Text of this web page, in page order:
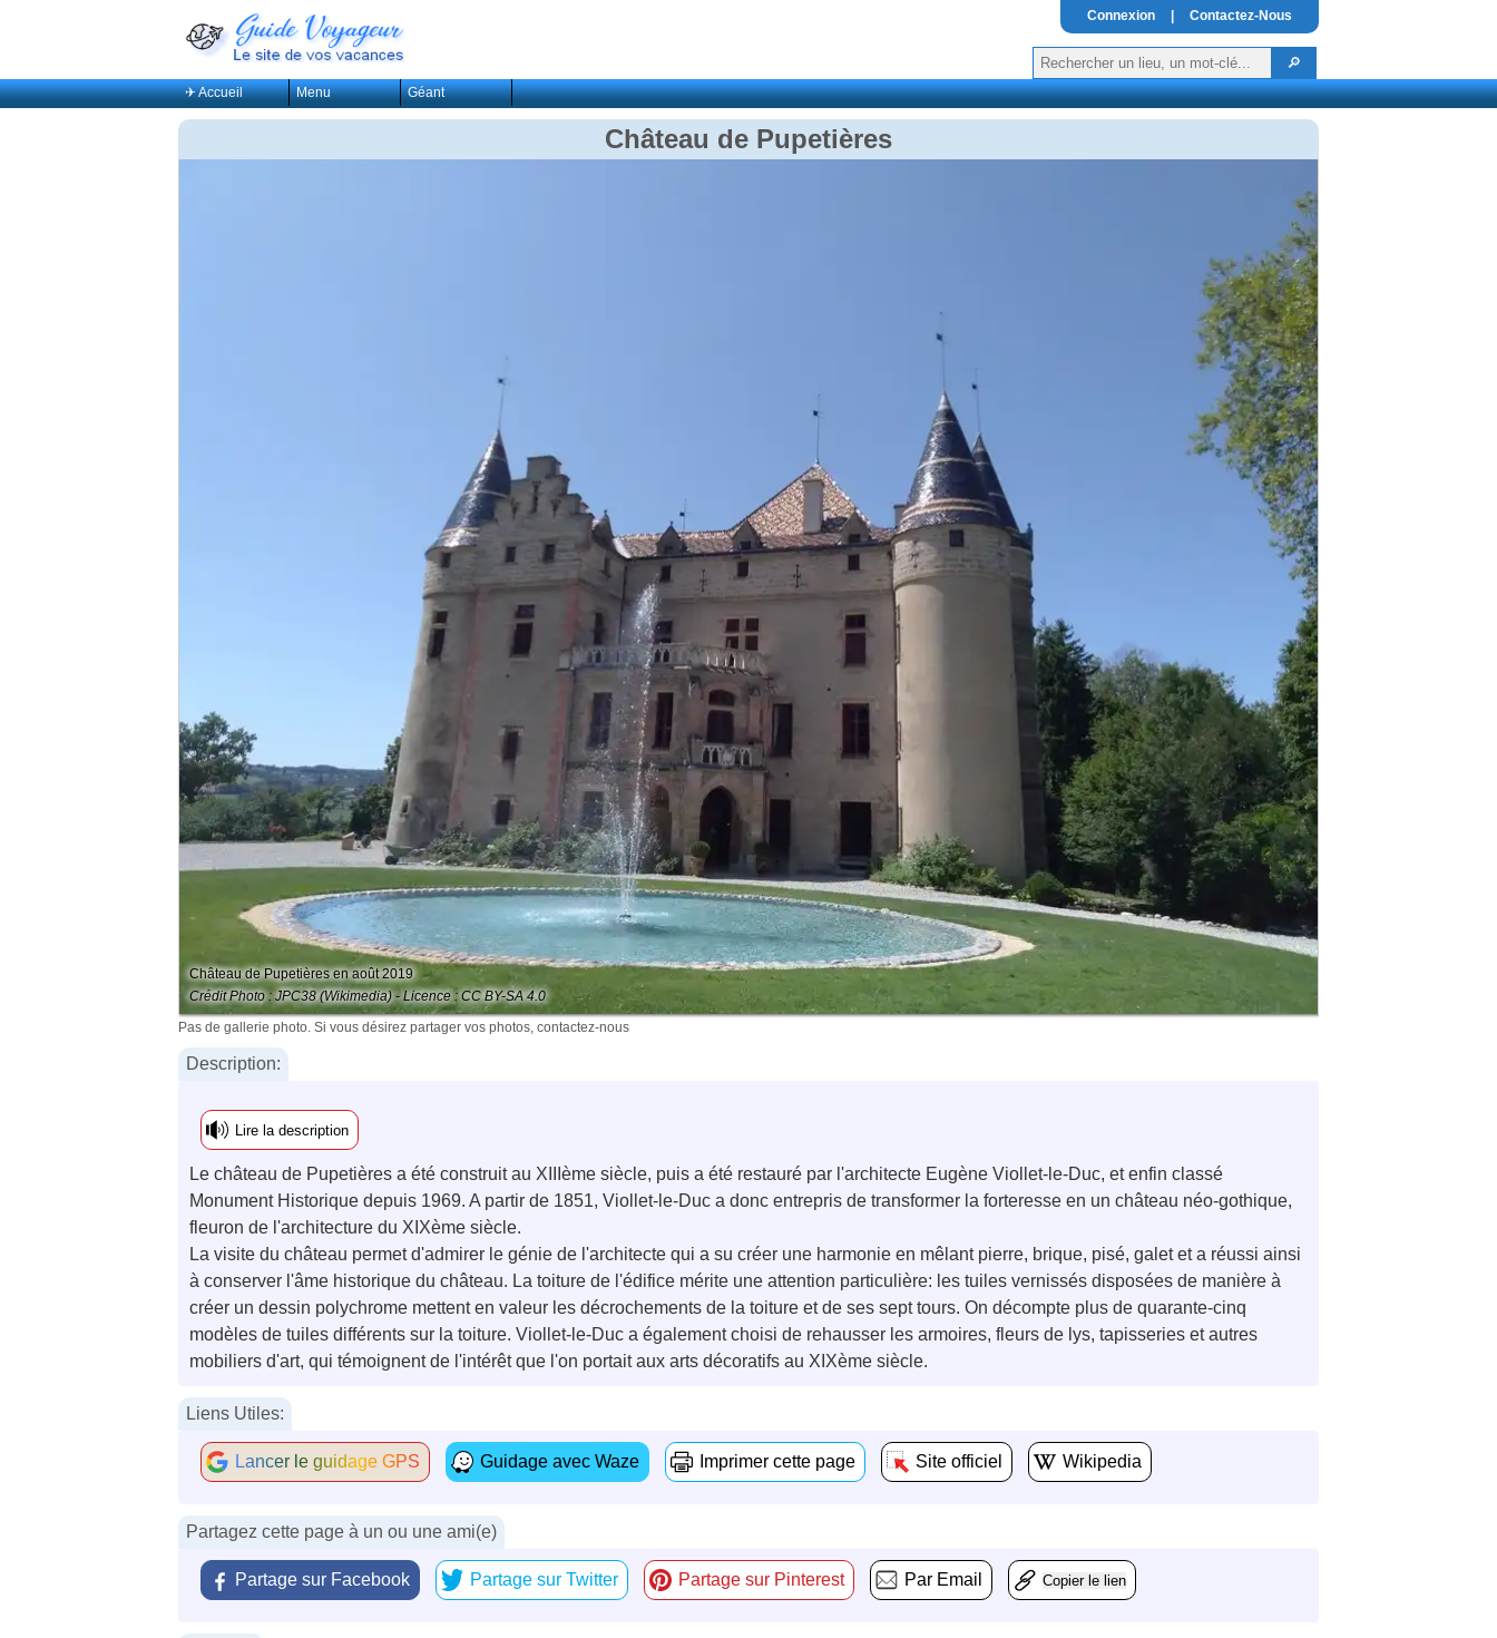
Connexion Contactez-Nous
✈ Accueil Menu Géant
Château de Pupetières
Château de Pupetières en août 2019
Crédit Photo : JPC38 (Wikimedia) - Licence : CC BY-SA 4.0
Pas de gallerie photo. Si vous désirez partager vos photos, contactez-nous
Description:
Lire la description
Le château de Pupetières a été construit au XIIIème siècle, puis a été restauré par l'architecte Eugène Viollet-le-Duc, et enfin classé
Monument Historique depuis 1969. A partir de 1851, Viollet-le-Duc a donc entrepris de transformer la forteresse en un château néo-gothique,
fleuron de l'architecture du XIXème siècle.
La visite du château permet d'admirer le génie de l'architecte qui a su créer une harmonie en mêlant pierre, brique, pisé, galet et a réussi ainsi
à conserver l'âme historique du château. La toiture de l'édifice mérite une attention particulière: les tuiles vernissés disposées de manière à
créer un dessin polychrome mettent en valeur les décrochements de la toiture et de ses sept tours. On décompte plus de quarante-cinq
modèles de tuiles différents sur la toiture. Viollet-le-Duc a également choisi de rehausser les armoires, fleurs de lys, tapisseries et autres
mobiliers d'art, qui témoignent de l'intérêt que l'on portait aux arts décoratifs au XIXème siècle.
Liens Utiles:
Lancer le guidage GPS Guidage avec Waze Imprimer cette page Site officiel Wikipedia
Partagez cette page à un ou une ami(e)
Partage sur Facebook Partage sur Twitter Partage sur Pinterest Par Email Copier le lien